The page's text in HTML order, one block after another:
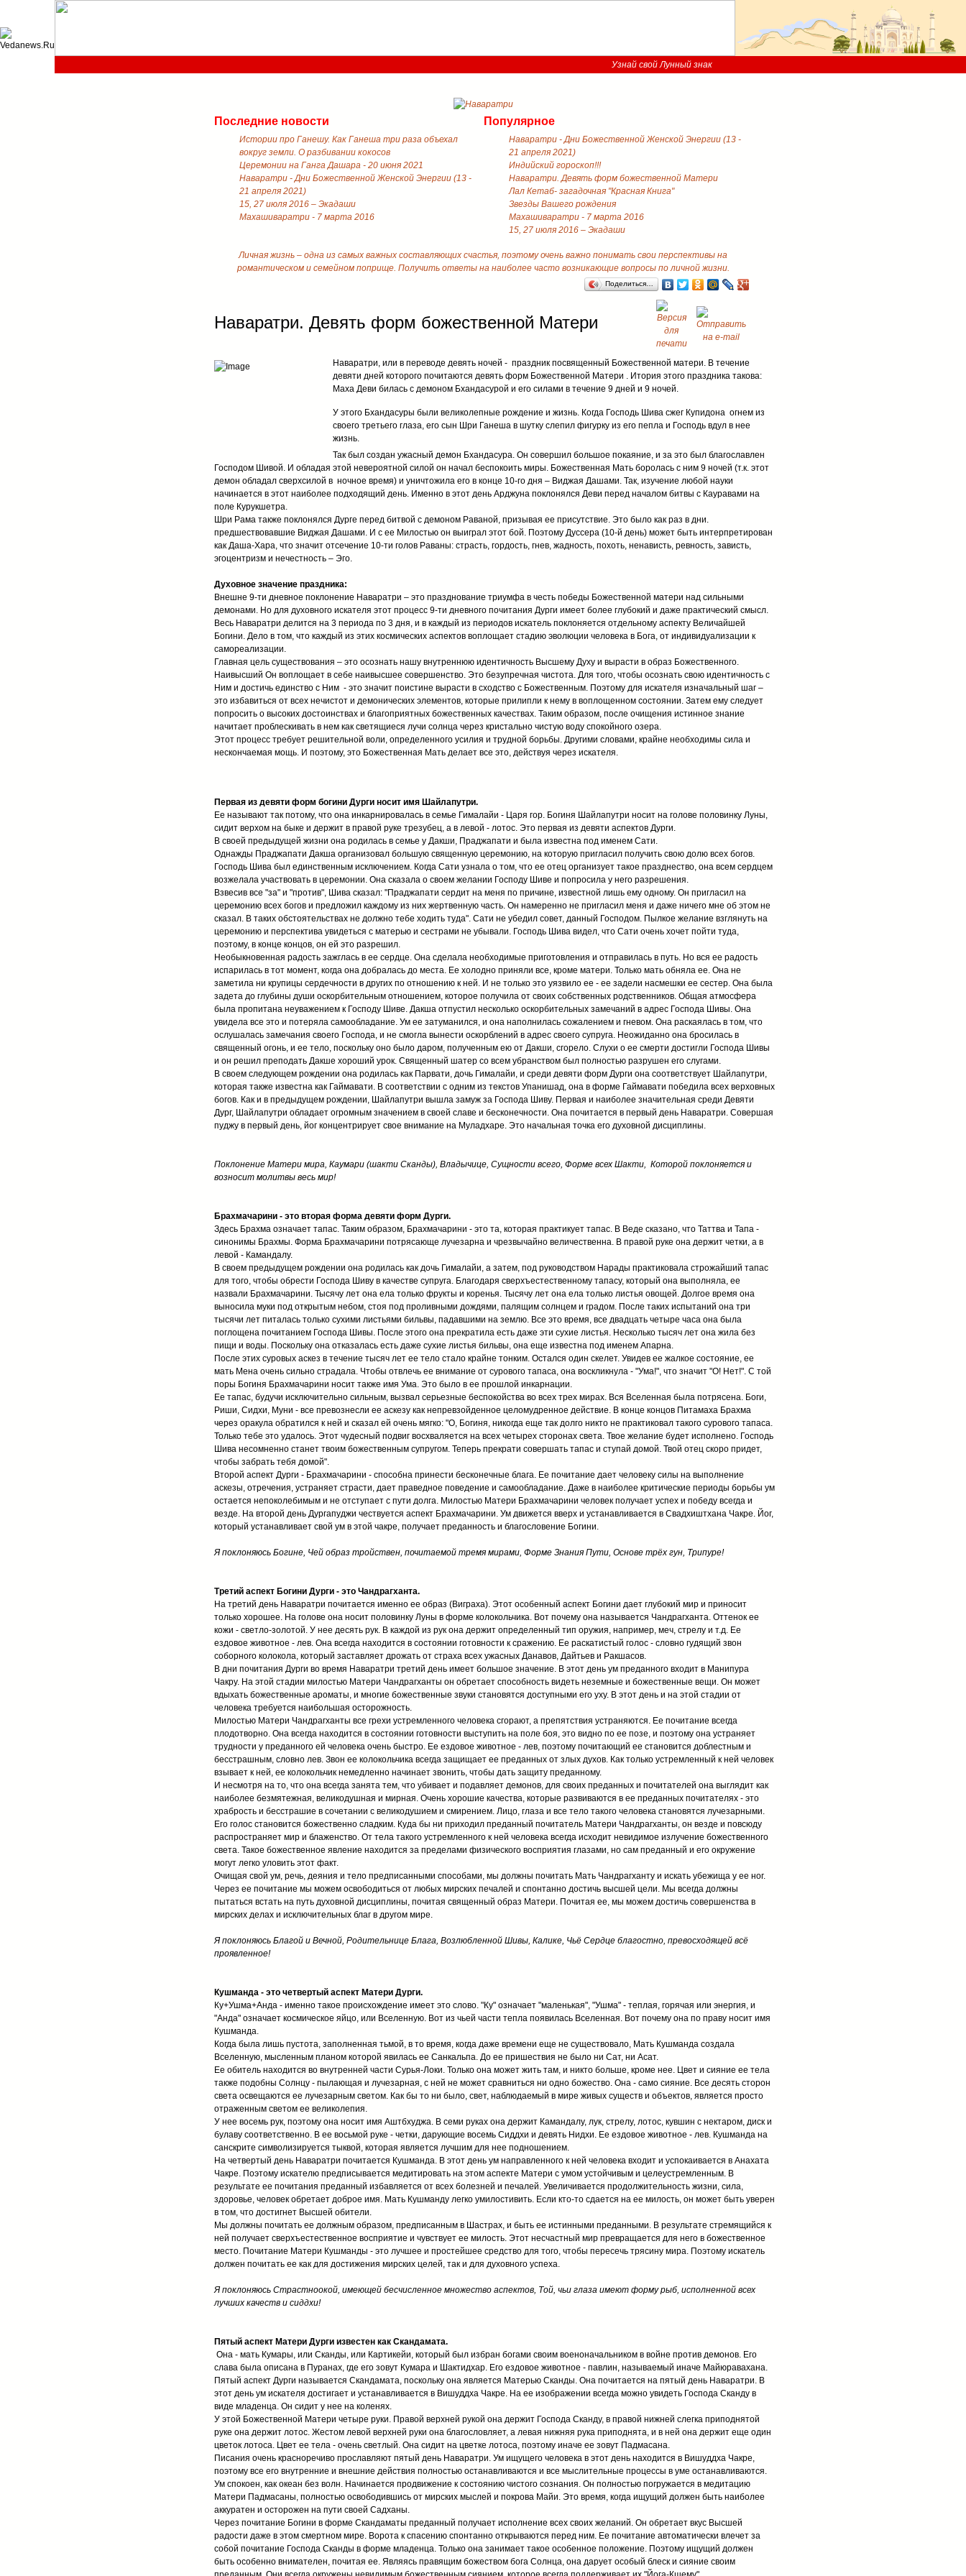
Узнай свой Лунный знак
Последние новости
Истории про Ганешу. Как Ганеша три раза объехал
вокруг земли. О разбивании кокосов
Церемонии на Ганга Дашара - 20 июня 2021
Наваратри - Дни Божественной Женской Энергии (13 -
21 апреля 2021)
15, 27 июля 2016 – Экадаши
Махашиваратри - 7 марта 2016
Популярное
Наваратри - Дни Божественной Женской Энергии (13 -
21 апреля 2021)
Индийский гороскоп!!!
Наваратри. Девять форм божественной Матери
Лал Кетаб- загадочная "Красная Книга"
Звезды Вашего рождения
Махашиваратри - 7 марта 2016
15, 27 июля 2016 – Экадаши
Личная жизнь – одна из самых важных составляющих счастья, поэтому очень важно понимать свои перспективы на
романтическом и семейном поприще. Получить ответы на наиболее часто возникающие вопросы по личной жизни.
Поделиться…
Наваратри. Девять форм божественной Матери
Наваратри, или в переводе девять ночей - праздник посвященный Божественной матери. В течение
девяти дней которого почитаются девять форм Божественной Матери . Итория этого праздника такова:
Маха Деви билась с демоном Бхандасурой и его силами в течение 9 дней и 9 ночей.
У этого Бхандасуры были великолепные рождение и жизнь. Когда Господь Шива сжег Купидона огнем из
своего третьего глаза, его сын Шри Ганеша в шутку слепил фигурку из его пепла и Господь вдул в нее
жизнь.
Так был создан ужасный демон Бхандасура. Он совершил большое покаяние, и за это был благославлен
Господом Шивой. И обладая этой невероятной силой он начал беспокоить миры. Божественная Мать боролась с ним 9 ночей (т.к. этот
демон обладал сверхсилой в ночное время) и уничтожила его в конце 10-го дня – Виджая Дашами. Так, изучение любой науки
начинается в этот наиболее подходящий день. Именно в этот день Арджуна поклонялся Деви перед началом битвы с Кауравами на
поле Курукшетра.
Шри Рама также поклонялся Дурге перед битвой с демоном Раваной, призывая ее присутствие. Это было как раз в дни.
предшествовавшие Виджая Дашами. И с ее Милостью он выиграл этот бой. Поэтому Дуссера (10-й день) может быть интерпретирован
как Даша-Хара, что значит отсечение 10-ти голов Раваны: страсть, гордость, гнев, жадность, похоть, ненависть, ревность, зависть,
эгоцентризм и нечестность – Эго.
Духовное значение праздника:
Внешне 9-ти дневное поклонение Наваратри – это празднование триумфа в честь победы Божественной матери над сильными
демонами. Но для духовного искателя этот процесс 9-ти дневного почитания Дурги имеет более глубокий и даже практический смысл.
Весь Наваратри делится на 3 периода по 3 дня, и в каждый из периодов искатель поклоняется отдельному аспекту Величайшей
Богини. Дело в том, что каждый из этих космических аспектов воплощает стадию эволюции человека в Бога, от индивидуализации к
самореализации.
Главная цель существования – это осознать нашу внутреннюю идентичность Высшему Духу и вырасти в образ Божественного.
Наивысший Он воплощает в себе наивысшее совершенство. Это безупречная чистота. Для того, чтобы осознать свою идентичность с
Ним и достичь единство с Ним - это значит поистине вырасти в сходство с Божественным. Поэтому для искателя изначальный шаг –
это избавиться от всех нечистот и демонических элементов, которые прилипли к нему в воплощенном состоянии. Затем ему следует
попросить о высоких достоинствах и благоприятных божественных качествах. Таким образом, после очищения истинное знание
начитает проблескивать в нем как светящиеся лучи солнца через кристально чистую воду спокойного озера.
Этот процесс требует решительной воли, определенного усилия и трудной борьбы. Другими словами, крайне необходимы сила и
нескончаемая мощь. И поэтому, это Божественная Мать делает все это, действуя через искателя.
Первая из девяти форм богини Дурги носит имя Шайлапутри.
Ее называют так потому, что она инкарнировалась в семье Гималайи - Царя гор. Богиня Шайлапутри носит на голове половинку Луны,
сидит верхом на быке и держит в правой руке трезубец, а в левой - лотос. Это первая из девяти аспектов Дурги.
В своей предыдущей жизни она родилась в семье у Дакши, Праджапати и была известна под именем Сати.
Однажды Праджапати Дакша организовал большую священную церемонию, на которую пригласил получить свою долю всех богов.
Господь Шива был единственным исключением. Когда Сати узнала о том, что ее отец организует такое празднество, она всем сердцем
возжелала участвовать в церемонии. Она сказала о своем желании Господу Шиве и попросила у него разрешения.
Взвесив все "за" и "против", Шива сказал: "Праджапати сердит на меня по причине, известной лишь ему одному. Он пригласил на
церемонию всех богов и предложил каждому из них жертвенную часть. Он намеренно не пригласил меня и даже ничего мне об этом не
сказал. В таких обстоятельствах не должно тебе ходить туда". Сати не убедил совет, данный Господом. Пылкое желание взглянуть на
церемонию и перспектива увидеться с матерью и сестрами не убывали. Господь Шива видел, что Сати очень хочет пойти туда,
поэтому, в конце концов, он ей это разрешил.
Необыкновенная радость зажглась в ее сердце. Она сделала необходимые приготовления и отправилась в путь. Но вся ее радость
испарилась в тот момент, когда она добралась до места. Ее холодно приняли все, кроме матери. Только мать обняла ее. Она не
заметила ни крупицы сердечности в других по отношению к ней. И не только это уязвило ее - ее задели насмешки ее сестер. Она была
задета до глубины души оскорбительным отношением, которое получила от своих собственных родственников. Общая атмосфера
была пропитана неуважением к Господу Шиве. Дакша отпустил несколько оскорбительных замечаний в адрес Господа Шивы. Она
увидела все это и потеряла самообладание. Ум ее затуманился, и она наполнилась сожалением и гневом. Она раскаялась в том, что
ослушалась замечания своего Господа, и не смогла вынести оскорблений в адрес своего супруга. Неожиданно она бросилась в
священный огонь, и ее тело, поскольку оно было даром, полученным ею от Дакши, сгорело. Слухи о ее смерти достигли Господа Шивы
и он решил преподать Дакше хороший урок. Священный шатер со всем убранством был полностью разрушен его слугами.
В своем следующем рождении она родилась как Парвати, дочь Гималайи, и среди девяти форм Дурги она соответствует Шайлапутри,
которая также известна как Гаймавати. В соответствии с одним из текстов Упанишад, она в форме Гаймавати победила всех верховных
богов. Как и в предыдущем рождении, Шайлапутри вышла замуж за Господа Шиву. Первая и наиболее значительная среди Девяти
Дург, Шайлапутри обладает огромным значением в своей славе и бесконечности. Она почитается в первый день Наваратри. Совершая
пуджу в первый день, йог концентрирует свое внимание на Муладхаре. Это начальная точка его духовной дисциплины.
Поклонение Матери мира, Каумари (шакти Сканды), Владычице, Сущности всего, Форме всех Шакти, Которой поклоняется и
возносит молитвы весь мир!
Брахмачарини - это вторая форма девяти форм Дурги.
Здесь Брахма означает тапас. Таким образом, Брахмачарини - это та, которая практикует тапас. В Веде сказано, что Таттва и Тапа -
синонимы Брахмы. Форма Брахмачарини потрясающе лучезарна и чрезвычайно величественна. В правой руке она держит четки, а в
левой - Камандалу.
В своем предыдущем рождении она родилась как дочь Гималайи, а затем, под руководством Нарады практиковала строжайший тапас
для того, чтобы обрести Господа Шиву в качестве супруга. Благодаря сверхъестественному тапасу, который она выполняла, ее
назвали Брахмачарини. Тысячу лет она ела только фрукты и коренья. Тысячу лет она ела только листья овощей. Долгое время она
выносила муки под открытым небом, стоя под проливными дождями, палящим солнцем и градом. После таких испытаний она три
тысячи лет питалась только сухими листьями бильвы, падавшими на землю. Все это время, все двадцать четыре часа она была
поглощена почитанием Господа Шивы. После этого она прекратила есть даже эти сухие листья. Несколько тысяч лет она жила без
пищи и воды. Поскольку она отказалась есть даже сухие листья бильвы, она еще известна под именем Апарна.
После этих суровых аскез в течение тысяч лет ее тело стало крайне тонким. Остался один скелет. Увидев ее жалкое состояние, ее
мать Мена очень сильно страдала. Чтобы отвлечь ее внимание от сурового тапаса, она воскликнула - "Ума!", что значит "О! Нет!". С той
поры Богиня Брахмачарини носит также имя Ума. Это было в ее прошлой инкарнации.
Ее тапас, будучи исключительно сильным, вызвал серьезные беспокойства во всех трех мирах. Вся Вселенная была потрясена. Боги,
Риши, Сидхи, Муни - все превознесли ее аскезу как непревзойденное целомудренное действие. В конце концов Питамаха Брахма
через оракула обратился к ней и сказал ей очень мягко: "О, Богиня, никогда еще так долго никто не практиковал такого сурового тапаса.
Только тебе это удалось. Этот чудесный подвиг восхваляется на всех четырех сторонах света. Твое желание будет исполнено. Господь
Шива несомненно станет твоим божественным супругом. Теперь прекрати совершать тапас и ступай домой. Твой отец скоро придет,
чтобы забрать тебя домой".
Второй аспект Дурги - Брахмачарини - способна принести бесконечные блага. Ее почитание дает человеку силы на выполнение
аскезы, отречения, устраняет страсти, дает праведное поведение и самообладание. Даже в наиболее критические периоды борьбы ум
остается непоколебимым и не отступает с пути долга. Милостью Матери Брахмачарини человек получает успех и победу всегда и
везде. На второй день Дургапуджи чествуется аспект Брахмачарини. Ум движется вверх и устанавливается в Свадхиштхана Чакре. Йог,
который устанавливает свой ум в этой чакре, получает преданность и благословение Богини.
Я поклоняюсь Богине, Чей образ тройствен, почитаемой тремя мирами, Форме Знания Пути, Основе трёх гун, Трипуре!
Третий аспект Богини Дурги - это Чандрагханта.
На третий день Наваратри почитается именно ее образ (Виграха). Этот особенный аспект Богини дает глубокий мир и приносит
только хорошее. На голове она носит половинку Луны в форме колокольчика. Вот почему она называется Чандрагханта. Оттенок ее
кожи - светло-золотой. У нее десять рук. В каждой из рук она держит определенный тип оружия, например, меч, стрелу и т.д. Ее
ездовое животное - лев. Она всегда находится в состоянии готовности к сражению. Ее раскатистый голос - словно гудящий звон
соборного колокола, который заставляет дрожать от страха всех ужасных Данавов, Дайтьев и Ракшасов.
В дни почитания Дурги во время Наваратри третий день имеет большое значение. В этот день ум преданного входит в Манипура
Чакру. На этой стадии милостью Матери Чандрагханты он обретает способность видеть неземные и божественные вещи. Он может
вдыхать божественные ароматы, и многие божественные звуки становятся доступными его уху. В этот день и на этой стадии от
человека требуется наибольшая осторожность.
Милостью Матери Чандрагханты все грехи устремленного человека сгорают, а препятствия устраняются. Ее почитание всегда
плодотворно. Она всегда находится в состоянии готовности выступить на поле боя, это видно по ее позе, и поэтому она устраняет
трудности у преданного ей человека очень быстро. Ее ездовое животное - лев, поэтому почитающий ее становится доблестным и
бесстрашным, словно лев. Звон ее колокольчика всегда защищает ее преданных от злых духов. Как только устремленный к ней человек
взывает к ней, ее колокольчик немедленно начинает звонить, чтобы дать защиту преданному.
И несмотря на то, что она всегда занята тем, что убивает и подавляет демонов, для своих преданных и почитателей она выглядит как
наиболее безмятежная, великодушная и мирная. Очень хорошие качества, которые развиваются в ее преданных почитателях - это
храбрость и бесстрашие в сочетании с великодушием и смирением. Лицо, глаза и все тело такого человека становятся лучезарными.
Его голос становится божественно сладким. Куда бы ни приходил преданный почитатель Матери Чандрагханты, он везде и повсюду
распространяет мир и блаженство. От тела такого устремленного к ней человека всегда исходит невидимое излучение божественного
света. Такое божественное явление находится за пределами физического восприятия глазами, но сам преданный и его окружение
могут легко уловить этот факт.
Очищая свой ум, речь, деяния и тело предписанными способами, мы должны почитать Мать Чандрагханту и искать убежища у ее ног.
Через ее почитание мы можем освободиться от любых мирских печалей и спонтанно достичь высшей цели. Мы всегда должны
пытаться встать на путь духовной дисциплины, почитая священный образ Матери. Почитая ее, мы можем достичь совершенства в
мирских делах и исключительных благ в другом мире.
Я поклоняюсь Благой и Вечной, Родительнице Блага, Возлюбленной Шивы, Калике, Чьё Сердце благостно, превосходящей всё
проявленное!
Кушманда - это четвертый аспект Матери Дурги.
Ку+Ушма+Анда - именно такое происхождение имеет это слово. "Ку" означает "маленькая", "Ушма" - теплая, горячая или энергия, и
"Анда" означает космическое яйцо, или Вселенную. Вот из чьей части тепла появилась Вселенная. Вот почему она по праву носит имя
Кушманда.
Когда была лишь пустота, заполненная тьмой, в то время, когда даже времени еще не существовало, Мать Кушманда создала
Вселенную, мысленным планом которой явилась ее Санкальпа. До ее пришествия не было ни Сат, ни Асат.
Ее обитель находится во внутренней части Сурья-Локи. Только она может жить там, и никто больше, кроме нее. Цвет и сияние ее тела
также подобны Солнцу - пылающая и лучезарная, с ней не может сравниться ни одно божество. Она - само сияние. Все десять сторон
света освещаются ее лучезарным светом. Как бы то ни было, свет, наблюдаемый в мире живых существ и объектов, является просто
отраженным светом ее великолепия.
У нее восемь рук, поэтому она носит имя Аштбхуджа. В семи руках она держит Камандалу, лук, стрелу, лотос, кувшин с нектаром, диск и
булаву соответственно. В ее восьмой руке - четки, дарующие восемь Сиддхи и девять Нидхи. Ее ездовое животное - лев. Кушманда на
санскрите символизируется тыквой, которая является лучшим для нее подношением.
На четвертый день Наваратри почитается Кушманда. В этот день ум направленного к ней человека входит и успокаивается в Анахата
Чакре. Поэтому искателю предписывается медитировать на этом аспекте Матери с умом устойчивым и целеустремленным. В
результате ее почитания преданный избавляется от всех болезней и печалей. Увеличивается продолжительность жизни, сила,
здоровье, человек обретает доброе имя. Мать Кушманду легко умилостивить. Если кто-то сдается на ее милость, он может быть уверен
в том, что достигнет Высшей обители.
Мы должны почитать ее должным образом, предписанным в Шастрах, и быть ее истинными преданными. В результате стремящийся к
ней получает сверхъестественное восприятие и чувствует ее милость. Этот несчастный мир превращается для него в божественное
место. Почитание Матери Кушманды - это лучшее и простейшее средство для того, чтобы пересечь трясину мира. Поэтому искатель
должен почитать ее как для достижения мирских целей, так и для духовного успеха.
Я поклоняюсь Страстноокой, имеющей бесчисленное множество аспектов, Той, чьи глаза имеют форму рыб, исполненной всех
лучших качеств и сиддхи!
Пятый аспект Матери Дурги известен как Скандамата.
Она - мать Кумары, или Сканды, или Картикейи, который был избран богами своим военоначальником в войне против демонов. Его
слава была описана в Пуранах, где его зовут Кумара и Шактидхар. Его ездовое животное - павлин, называемый иначе Майюравахана.
Пятый аспект Дурги называется Скандамата, поскольку она является Матерью Сканды. Она почитается на пятый день Наваратри. В
этот день ум искателя достигает и устанавливается в Вишуддха Чакре. На ее изображении всегда можно увидеть Господа Сканду в
виде младенца. Он сидит у нее на коленях.
У этой Божественной Матери четыре руки. Правой верхней рукой она держит Господа Сканду, в правой нижней слегка приподнятой
руке она держит лотос. Жестом левой верхней руки она благословляет, а левая нижняя рука приподнята, и в ней она держит еще один
цветок лотоса. Цвет ее тела - очень светлый. Она сидит на цветке лотоса, поэтому иначе ее зовут Падмасана.
Писания очень красноречиво прославляют пятый день Наваратри. Ум ищущего человека в этот день находится в Вишуддха Чакре,
поэтому все его внутренние и внешние действия полностью останавливаются и все мыслительные процессы в уме останавливаются.
Ум спокоен, как океан без волн. Начинается продвижение к состоянию чистого сознания. Он полностью погружается в медитацию
Матери Падмасаны, полностью освободившись от мирских мыслей и покрова Майи. Это время, когда ищущий должен быть наиболее
аккуратен и осторожен на пути своей Садханы.
Через почитание Богини в форме Скандаматы преданный получает исполнение всех своих желаний. Он обретает вкус Высшей
радости даже в этом смертном мире. Ворота к спасению спонтанно открываются перед ним. Ее почитание автоматически влечет за
собой почитание Господа Сканды в форме младенца. Только она занимает такое особенное положение. Поэтому ищущий должен
быть особенно внимателен, почитая ее. Являясь правящим божеством бога Солнца, она дарует особый блеск и сияние своим